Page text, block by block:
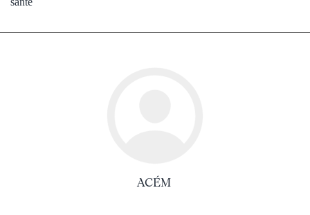
ACÉM